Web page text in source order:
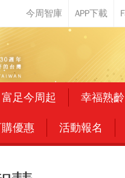
富足今周起 幸福熟齡
優惠 活動報名